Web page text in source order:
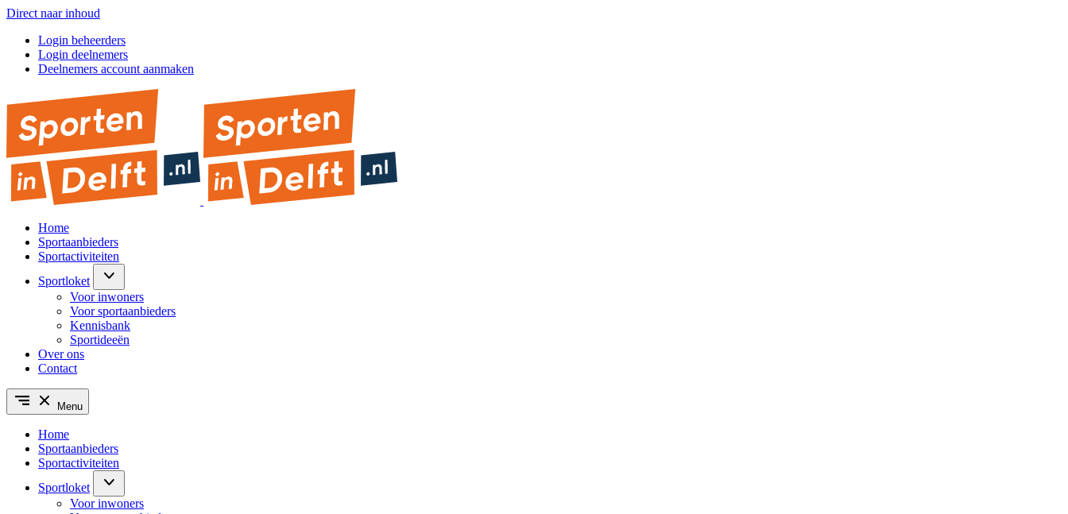
Direct naar inhoud
Login beheerders
Login deelnemers
Deelnemers account aanmaken
Home
Sportaanbieders
Sportactiviteiten
Sportloket
Voor inwoners
Voor sportaanbieders
Kennisbank
Sportideeën
Over ons
Contact
Menu
Home
Sportaanbieders
Sportactiviteiten
Sportloket
Voor inwoners